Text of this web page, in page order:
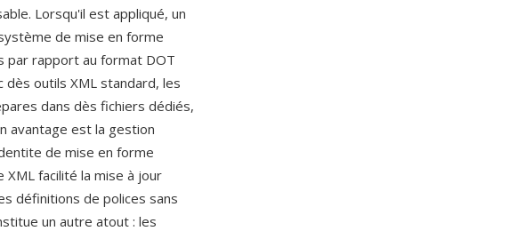
Lorsqu'il est appliqué, un
de mise en forme
par rapport au format DOT
outils XML standard, les
dans dès fichiers dédiés,
avantage est la gestion
de mise en forme
facilité la mise à jour
définitions de polices sans
un autre atout : les